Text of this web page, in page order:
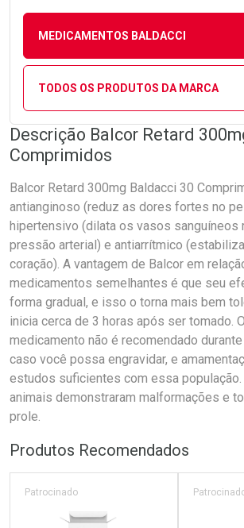
MEDICAMENTOS BALDACCI
TODOS OS PRODUTOS DA MARCA
Descrição Balcor Retard
Comprimidos
Balcor Retard 300mg Baldacci 30
antianginoso (reduz as dores fortes no
hipertensivo (dilata os vasos sanguíneos
pressão arterial) e antiarrítmico
coração). A vantagem de Balcor em
medicamentos semelhantes é que seu
forma gradual, e isso o torna mais bem
inicia cerca de 3 horas após ser tomado.
medicamento não é recomendado
caso você possa engravidar, e
estudos suficientes com essa
animais demonstraram malformações e
prole.
Produtos Recomendados
Patrocinado